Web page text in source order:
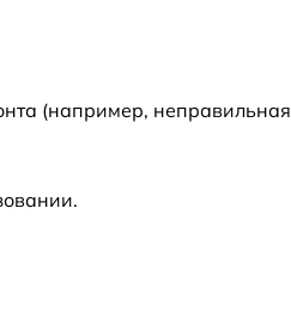
(например, неправильная